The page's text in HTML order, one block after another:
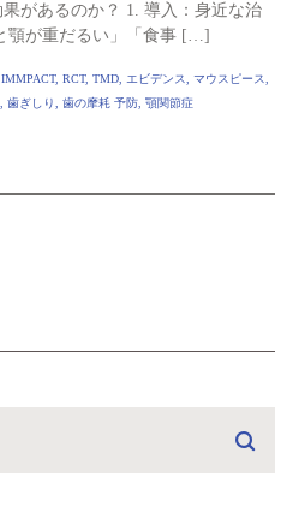
果があるのか？ 1. 導入：身近な治
顎が重だるい」「食事 […]
IMMPACT, RCT, TMD, エビデンス, マウスピース,
, 歯ぎしり, 歯の摩耗 予防, 顎関節症